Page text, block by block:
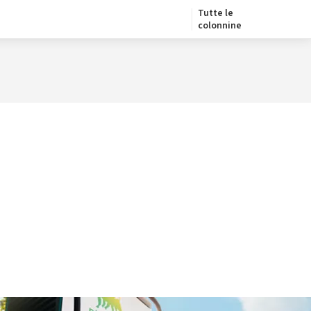
Tutte le
colonnine